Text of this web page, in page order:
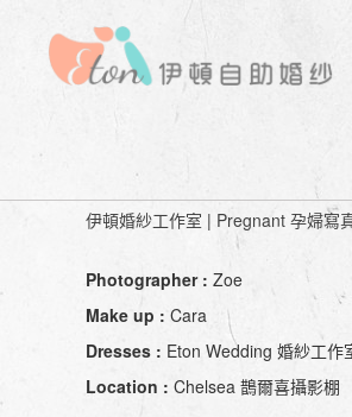
Pregnant 孕婦寫真 |
伊頓婚紗工作室 | Pregnant 孕婦寫
Photographer : Zoe
Make up : Cara
Dresses : Eton Wedding 婚紗工作
Location : Chelsea 鵲爾喜攝影棚